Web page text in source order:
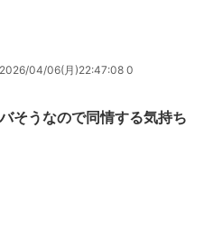
2026/04/06(月)22:47:08 0
そうなので同情する気持ち